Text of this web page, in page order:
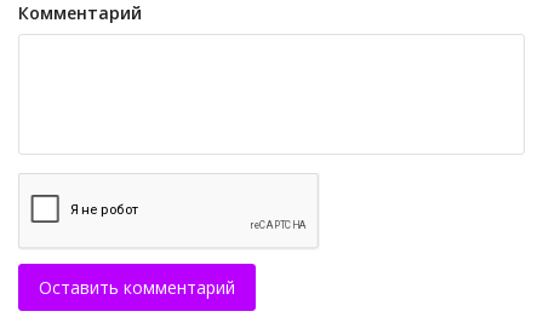
Комментарий
Оставить комментарий